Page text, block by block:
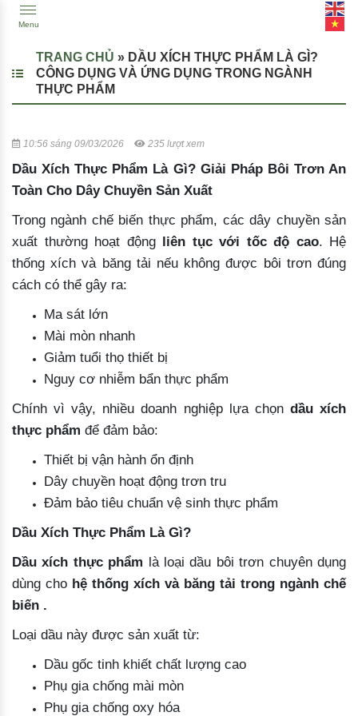
Menu
TRANG CHỦ » DẦU XÍCH THỰC PHẨM LÀ GÌ?
CÔNG DỤNG VÀ ỨNG DỤNG TRONG NGÀNH
THỰC PHẨM
10:56 sáng 09/03/2026 235 lượt xem
Dầu Xích Thực Phẩm Là Gì? Giải Pháp Bôi Trơn An
Toàn Cho Dây Chuyền Sản Xuất
Trong ngành chế biến thực phẩm, các dây chuyền sản
xuất thường hoạt động liên tục với tốc độ cao. Hệ
thống xích và băng tải nếu không được bôi trơn đúng
cách có thể gây ra:
Ma sát lớn
Mài mòn nhanh
Giảm tuổi thọ thiết bị
Nguy cơ nhiễm bẩn thực phẩm
Chính vì vậy, nhiều doanh nghiệp lựa chọn dầu xích
thực phẩm để đảm bảo:
Thiết bị vận hành ổn định
Dây chuyền hoạt động trơn tru
Đảm bảo tiêu chuẩn vệ sinh thực phẩm
Dầu Xích Thực Phẩm Là Gì?
Dầu xích thực phẩm là loại dầu bôi trơn chuyên dụng
dùng cho hệ thống xích và băng tải trong ngành chế
biến .
Loại dầu này được sản xuất từ:
Dầu gốc tinh khiết chất lượng cao
Phụ gia chống mài mòn
Phụ gia chống oxy hóa